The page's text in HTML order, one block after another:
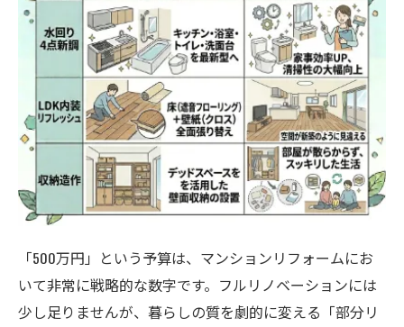
「500万円」という予算は、マンションリフォームにお
いて非常に戦略的な数字です。フルリノベーションには
少し足りませんが、暮らしの質を劇的に変える「部分リ